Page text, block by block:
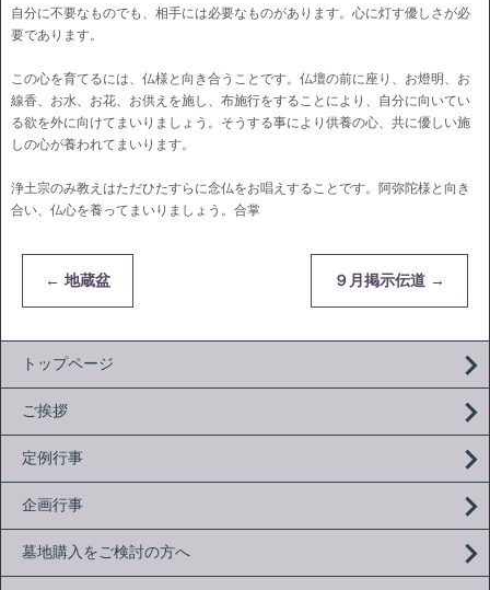
自分に不要なものでも、相手には必要なものがあります。心に灯す優しさが必
要であります。
この心を育てるには、仏様と向き合うことです。仏壇の前に座り、お燈明、お
線香、お水、お花、お供えを施し、布施行をすることにより、自分に向いてい
る欲を外に向けてまいりましょう。そうする事により供養の心、共に優しい施
しの心が養われてまいります。
浄土宗のみ教えはただひたすらに念仏をお唱えすることです。阿弥陀様と向き
合い、仏心を養ってまいりましょう。合掌
← 地蔵盆 ９月掲示伝道 →
トップページ
ご挨拶
定例行事
企画行事
墓地購入をご検討の方へ